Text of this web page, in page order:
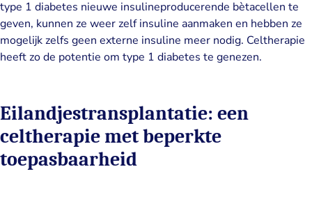
type 1 diabetes nieuwe insulineproducerende bètacellen te
geven, kunnen ze weer zelf insuline aanmaken en hebben ze
mogelijk zelfs geen externe insuline meer nodig. Celtherapie
heeft zo de potentie om type 1 diabetes te genezen.
Eilandjestransplantatie: een
celtherapie met beperkte
toepasbaarheid